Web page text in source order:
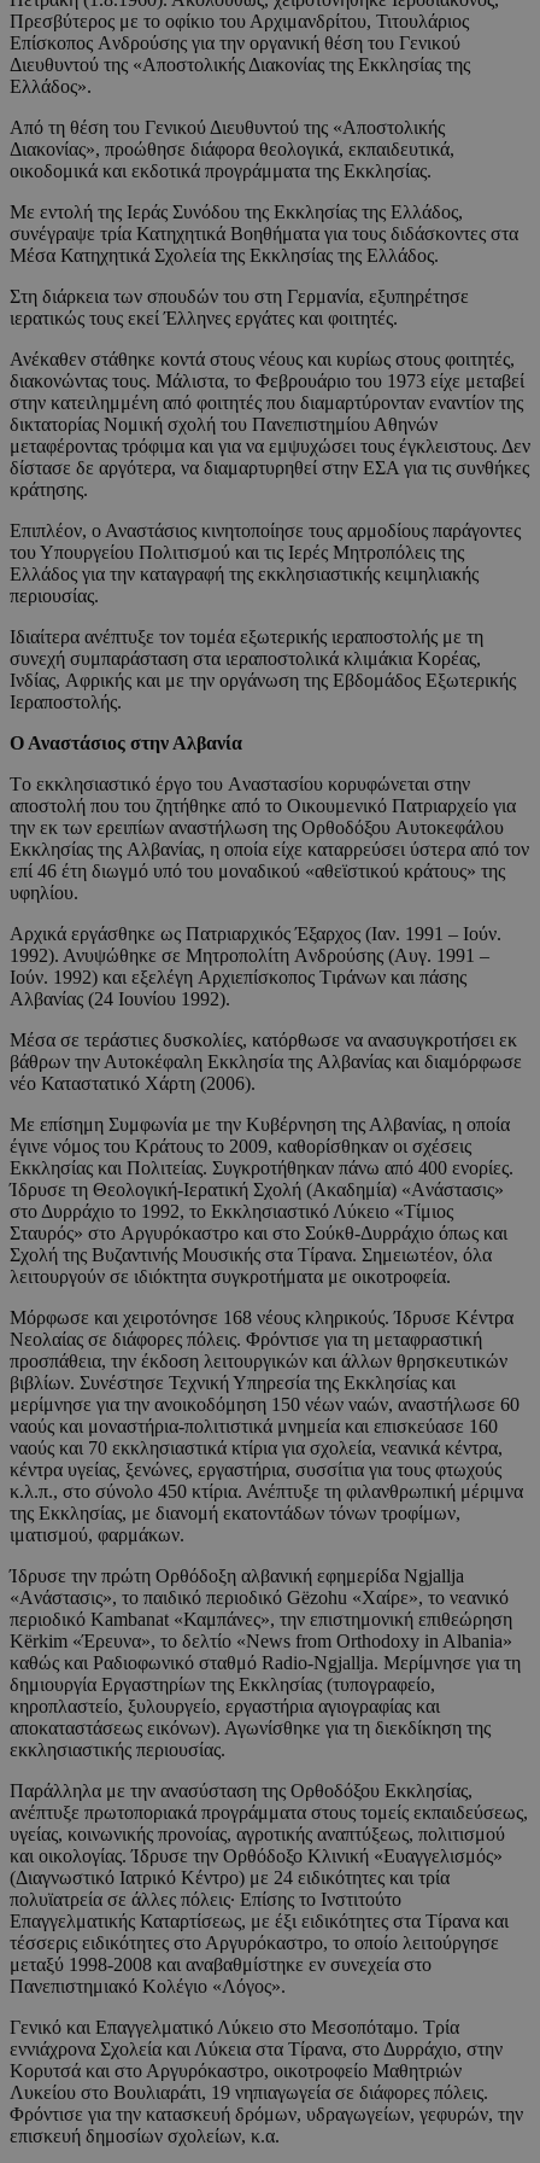
Πρεσβύτερος με το οφίκιο του Αρχιμανδρίτου, Τιτουλάριος
Επίσκοπος Aνδρούσης για την οργανική θέση του Γενικού
Διευθυντού της «Aποστολικής Διακονίας της Eκκλησίας της
Eλλάδος».
Από τη θέση του Γενικού Διευθυντού της «Αποστολικής
Διακονίας», προώθησε διάφορα θεολογικά, εκπαιδευτικά,
οικοδομικά και εκδοτικά προγράμματα της Eκκλησίας.
Με εντολή της Ιεράς Συνόδου της Εκκλησίας της Ελλάδος,
συνέγραψε τρία Κατηχητικά Βοηθήματα για τους διδάσκοντες στα
Μέσα Κατηχητικά Σχολεία της Εκκλησίας της Ελλάδος.
Στη διάρκεια των σπουδών του στη Γερμανία, εξυπηρέτησε
ιερατικώς τους εκεί Έλληνες εργάτες και φοιτητές.
Ανέκαθεν στάθηκε κοντά στους νέους και κυρίως στους φοιτητές,
διακονώντας τους. Μάλιστα, το Φεβρουάριο του 1973 είχε μεταβεί
στην κατειλημμένη από φοιτητές που διαμαρτύρονταν εναντίον της
δικτατορίας Νομική σχολή του Πανεπιστημίου Αθηνών
μεταφέροντας τρόφιμα και για να εμψυχώσει τους έγκλειστους. Δεν
δίστασε δε αργότερα, να διαμαρτυρηθεί στην ΕΣΑ για τις συνθήκες
κράτησης.
Επιπλέον, ο Αναστάσιος κινητοποίησε τους αρμοδίους παράγοντες
του Υπουργείου Πολιτισμού και τις Ιερές Μητροπόλεις της
Ελλάδος για την καταγραφή της εκκλησιαστικής κειμηλιακής
περιουσίας.
Ιδιαίτερα ανέπτυξε τον τομέα εξωτερικής ιεραποστολής με τη
συνεχή συμπαράσταση στα ιεραποστολικά κλιμάκια Kορέας,
Iνδίας, Aφρικής και με την οργάνωση της Eβδομάδος Eξωτερικής
Iεραποστολής.
Ο Αναστάσιος στην Αλβανία
Tο εκκλησιαστικό έργο του Aναστασίου κορυφώνεται στην
αποστολή που του ζητήθηκε από το Oικουμενικό Πατριαρχείο για
την εκ των ερειπίων αναστήλωση της Oρθοδόξου Aυτοκεφάλου
Eκκλησίας της Aλβανίας, η οποία είχε καταρρεύσει ύστερα από τον
επί 46 έτη διωγμό υπό του μοναδικού «αθεϊστικού κράτους» της
υφηλίου.
Αρχικά εργάσθηκε ως Πατριαρχικός Έξαρχος (Iαν. 1991 – Iούν.
1992). Ανυψώθηκε σε Μητροπολίτη Aνδρούσης (Aυγ. 1991 –
Iούν. 1992) και εξελέγη Aρχιεπίσκοπος Tιράνων και πάσης
Αλβανίας (24 Ιουνίου 1992).
Μέσα σε τεράστιες δυσκολίες, κατόρθωσε να ανασυγκροτήσει εκ
βάθρων την Αυτοκέφαλη Eκκλησία της Aλβανίας και διαμόρφωσε
νέο Καταστατικό Χάρτη (2006).
Με επίσημη Συμφωνία με την Κυβέρνηση της Αλβανίας, η οποία
έγινε νόμος του Κράτους το 2009, καθορίσθηκαν οι σχέσεις
Εκκλησίας και Πολιτείας. Συγκροτήθηκαν πάνω από 400 ενορίες.
Ίδρυσε τη Θεολογική-Iερατική Σχολή (Aκαδημία) «Aνάστασις»
στο Δυρράχιο το 1992, το Eκκλησιαστικό Λύκειο «Tίμιος
Σταυρός» στο Aργυρόκαστρο και στο Σούκθ-Δυρράχιο όπως και
Σχολή της Βυζαντινής Μουσικής στα Τίρανα. Σημειωτέον, όλα
λειτουργούν σε ιδιόκτητα συγκροτήματα με οικοτροφεία.
Mόρφωσε και χειροτόνησε 168 νέους κληρικούς. Ίδρυσε Κέντρα
Νεολαίας σε διάφορες πόλεις. Φρόντισε για τη μεταφραστική
προσπάθεια, την έκδοση λειτουργικών και άλλων θρησκευτικών
βιβλίων. Συνέστησε Τεχνική Υπηρεσία της Eκκλησίας και
μερίμνησε για την ανοικοδόμηση 150 νέων ναών, αναστήλωσε 60
ναούς και μοναστήρια-πολιτιστικά μνημεία και επισκεύασε 160
ναούς και 70 εκκλησιαστικά κτίρια για σχολεία, νεανικά κέντρα,
κέντρα υγείας, ξενώνες, εργαστήρια, συσσίτια για τους φτωχούς
κ.λ.π., στο σύνολο 450 κτίρια. Ανέπτυξε τη φιλανθρωπική μέριμνα
της Εκκλησίας, με διανομή εκατοντάδων τόνων τροφίμων,
ιματισμού, φαρμάκων.
Ίδρυσε την πρώτη Ορθόδοξη αλβανική εφημερίδα Ngjallja
«Aνάστασις», το παιδικό περιοδικό Gëzohu «Χαίρε», το νεανικό
περιοδικό Kambanat «Καμπάνες», την επιστημονική επιθεώρηση
Kërkim «Έρευνα», το δελτίο «News from Orthodoxy in Albania»
καθώς και Ραδιοφωνικό σταθμό Radio-Ngjallja. Μερίμνησε για τη
δημιουργία Εργαστηρίων της Εκκλησίας (τυπογραφείο,
κηροπλαστείο, ξυλουργείο, εργαστήρια αγιογραφίας και
αποκαταστάσεως εικόνων). Αγωνίσθηκε για τη διεκδίκηση της
εκκλησιαστικής περιουσίας.
Παράλληλα με την ανασύσταση της Ορθοδόξου Εκκλησίας,
ανέπτυξε πρωτοποριακά προγράμματα στους τομείς εκπαιδεύσεως,
υγείας, κοινωνικής προνοίας, αγροτικής αναπτύξεως, πολιτισμού
και οικολογίας. Ίδρυσε την Ορθόδοξο Κλινική «Ευαγγελισμός»
(Διαγνωστικό Ιατρικό Κέντρο) με 24 ειδικότητες και τρία
πολυϊατρεία σε άλλες πόλεις· Επίσης το Ινστιτούτο
Επαγγελματικής Καταρτίσεως, με έξι ειδικότητες στα Tίρανα και
τέσσερις ειδικότητες στο Αργυρόκαστρο, το οποίο λειτούργησε
μεταξύ 1998-2008 και αναβαθμίστηκε εν συνεχεία στο
Πανεπιστημιακό Κολέγιο «Λόγος».
Γενικό και Επαγγελματικό Λύκειο στο Μεσοπόταμο. Τρία
εννιάχρονα Σχολεία και Λύκεια στα Τίρανα, στο Δυρράχιο, στην
Κορυτσά και στο Αργυρόκαστρο, οικοτροφείο Μαθητριών
Λυκείου στο Βουλιαράτι, 19 νηπιαγωγεία σε διάφορες πόλεις.
Φρόντισε για την κατασκευή δρόμων, υδραγωγείων, γεφυρών, την
επισκευή δημοσίων σχολείων, κ.α.